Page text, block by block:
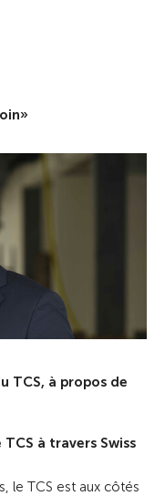
TCS, à propos de
à travers Swiss
le TCS est aux côtés